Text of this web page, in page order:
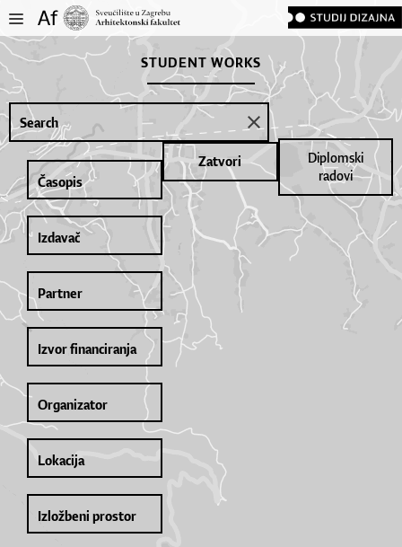
STUDENT WORKS
Diplomski
radovi
Zatvori